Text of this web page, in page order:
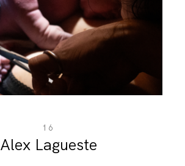
16
Alex Lagueste